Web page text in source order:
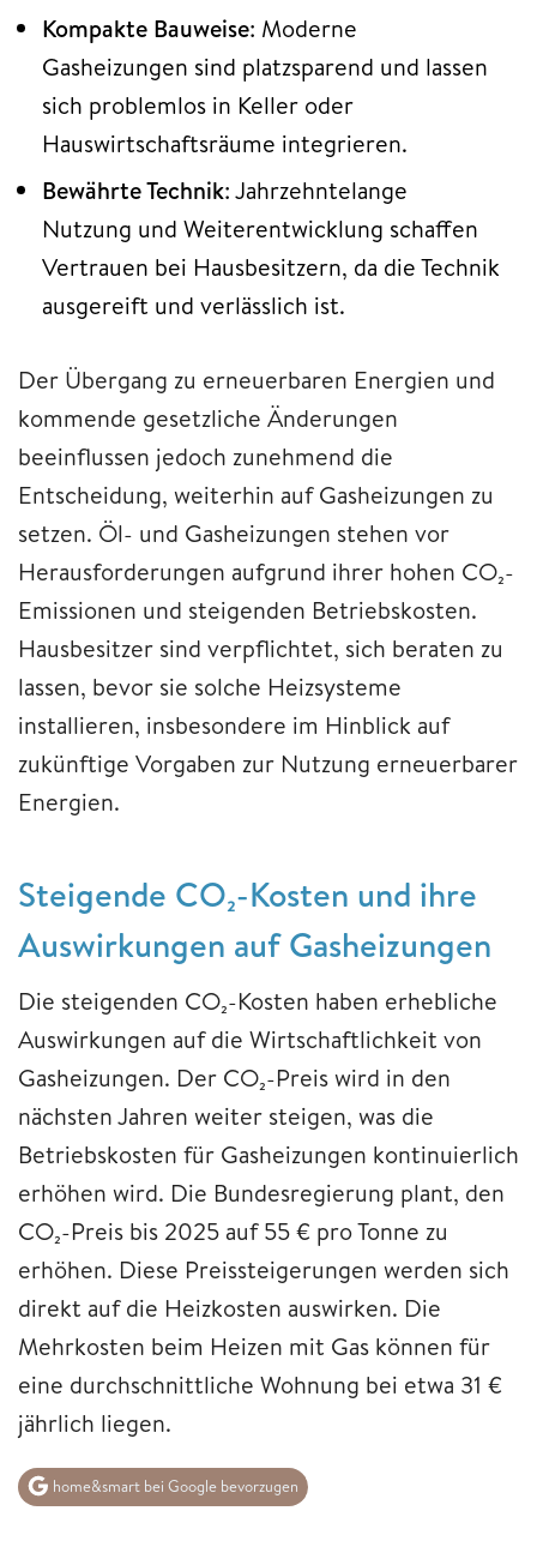
Kompakte Bauweise: Moderne
Gasheizungen sind platzsparend und lassen
sich problemlos in Keller oder
Hauswirtschaftsräume integrieren.
Bewährte Technik: Jahrzehntelange
Nutzung und Weiterentwicklung schaffen
Vertrauen bei Hausbesitzern, da die Technik
ausgereift und verlässlich ist.
Der Übergang zu erneuerbaren Energien und
kommende gesetzliche Änderungen
beeinflussen jedoch zunehmend die
Entscheidung, weiterhin auf Gasheizungen zu
setzen. Öl- und Gasheizungen stehen vor
Herausforderungen aufgrund ihrer hohen CO₂-
Emissionen und steigenden Betriebskosten.
Hausbesitzer sind verpflichtet, sich beraten zu
lassen, bevor sie solche Heizsysteme
installieren, insbesondere im Hinblick auf
zukünftige Vorgaben zur Nutzung erneuerbarer
Energien.
Steigende CO₂-Kosten und ihre
Auswirkungen auf Gasheizungen
Die steigenden CO₂-Kosten haben erhebliche
Auswirkungen auf die Wirtschaftlichkeit von
Gasheizungen. Der CO₂-Preis wird in den
nächsten Jahren weiter steigen, was die
Betriebskosten für Gasheizungen kontinuierlich
erhöhen wird. Die Bundesregierung plant, den
CO₂-Preis bis 2025 auf 55 € pro Tonne zu
erhöhen. Diese Preissteigerungen werden sich
direkt auf die Heizkosten auswirken. Die
Mehrkosten beim Heizen mit Gas können für
eine durchschnittliche Wohnung bei etwa 31 €
jährlich liegen.
home&smart bei Google bevorzugen